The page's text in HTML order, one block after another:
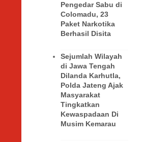
Pengedar Sabu di
Colomadu, 23
Paket Narkotika
Berhasil Disita
Sejumlah Wilayah
di Jawa Tengah
Dilanda Karhutla,
Polda Jateng Ajak
Masyarakat
Tingkatkan
Kewaspadaan Di
Musim Kemarau